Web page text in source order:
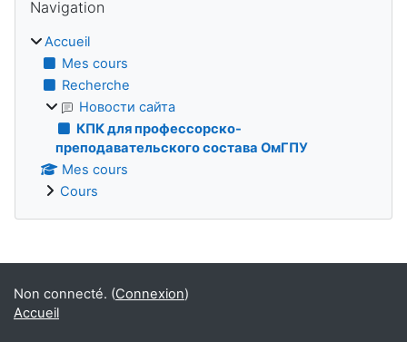
Navigation
Accueil
Mes cours
Recherche
Новости сайта
КПК для профессорско-
преподавательского состава ОмГПУ
Mes cours
Cours
Blocs supplémentaires
Non connecté. (Connexion)
Accueil